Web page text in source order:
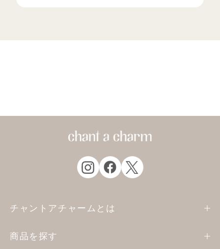
チャントアチャームとは
商品を探す